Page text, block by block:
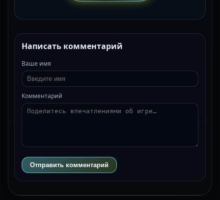
Написать комментарий
Ваше имя
Комментарий
Отправить комментарий